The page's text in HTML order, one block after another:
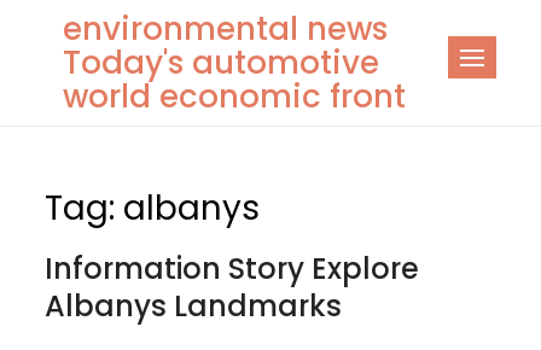
content
environmental news
Today's automotive
world economic front
Tag: albanys
Information Story Explore
Albanys Landmarks